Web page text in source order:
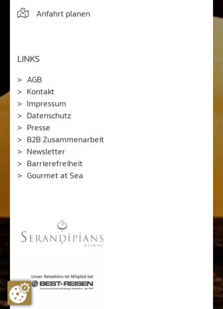
Anfahrt planen
LINKS
AGB
Kontakt
Impressum
Datenschutz
Presse
B2B Zusammenarbeit
Newsletter
Barrierefreiheit
Gourmet at Sea